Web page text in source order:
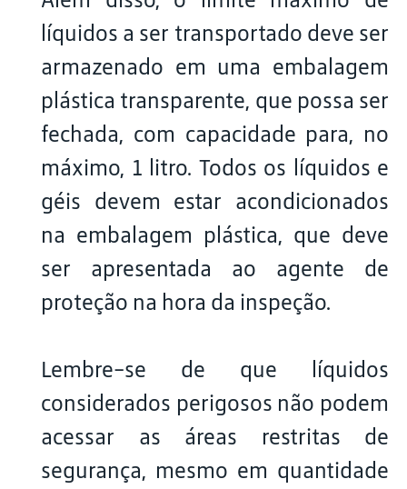
líquidos a ser transportado deve ser
armazenado em uma embalagem
plástica transparente, que possa ser
fechada, com capacidade para, no
máximo, 1 litro. Todos os líquidos e
géis devem estar acondicionados
na embalagem plástica, que deve
ser apresentada ao agente de
proteção na hora da inspeção.
Lembre-se de que líquidos
considerados perigosos não podem
acessar as áreas restritas de
segurança, mesmo em quantidade